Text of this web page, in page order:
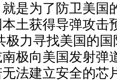
是为了防卫美国
土获得导弹攻击
极力寻找美国的
极向美国发射弹
法建立安全的芯